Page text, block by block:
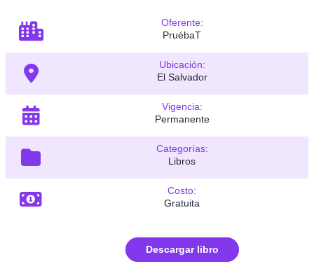
Oferente:
PruébaT
Ubicación:
El Salvador
Vigencia:
Permanente
Categorías:
Libros
Costo:
Gratuita
Descargar libro